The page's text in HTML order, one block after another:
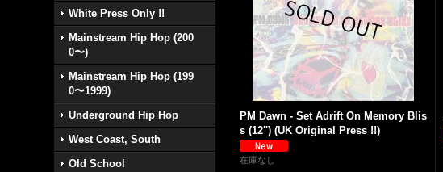
White Press Only !!
Mainstream Hip Hop (200
0〜)
Mainstream Hip Hop (199
0〜1999)
Underground Hip Hop
West Coast, South
Old School
PM Dawn - Set Adrift On Memory Blis
s (12'') (UK Original Press !!)
在庫なし